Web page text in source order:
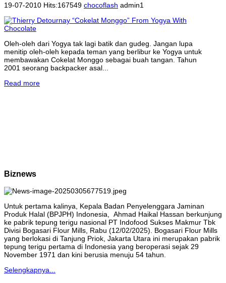
19-07-2010 Hits:167549 chocoflash admin1
Oleh-oleh dari Yogya tak lagi batik dan gudeg. Jangan lupa
menitip oleh-oleh kepada teman yang berlibur ke Yogya untuk
membawakan Cokelat Monggo sebagai buah tangan. Tahun
2001 seorang backpacker asal...
Read more
Biznews
Untuk pertama kalinya, Kepala Badan Penyelenggara Jaminan
Produk Halal (BPJPH) Indonesia, Ahmad Haikal Hassan berkunjung
ke pabrik tepung terigu nasional PT Indofood Sukses Makmur Tbk
Divisi Bogasari Flour Mills, Rabu (12/02/2025). Bogasari Flour Mills
yang berlokasi di Tanjung Priok, Jakarta Utara ini merupakan pabrik
tepung terigu pertama di Indonesia yang beroperasi sejak 29
November 1971 dan kini berusia menuju 54 tahun.
Selengkapnya...